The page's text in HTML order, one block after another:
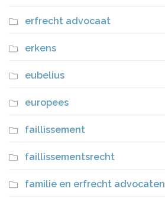
erfrecht advocaat
erkens
eubelius
europees
faillissement
faillissementsrecht
familie en erfrecht advocaten